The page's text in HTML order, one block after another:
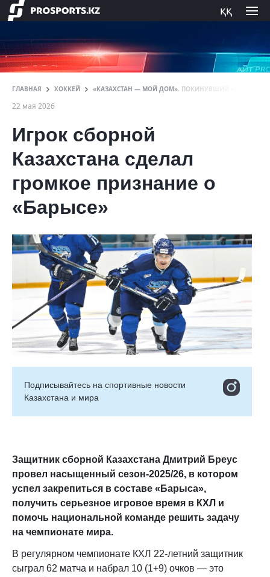
ққ
ГЛАВНАЯ ХОККЕЙ «КАЗАХСТАН — МОЙ ДОМ». ПОКИНУВШИЙ «БАРЫС»
22 мая 2026
Игрок сборной
Казахстана сделал
громкое признание о
«Барысе»
Подписывайтесь на cпортивные новости
Казахстана и мира
Защитник сборной Казахстана Дмитрий Бреус
провел насыщенный сезон-2025/26, в котором
успел закрепиться в составе «Барыса»,
получить серьезное игровое время в КХЛ и
помочь национальной команде решить задачу
на чемпионате мира.
В регулярном чемпионате КХЛ 22-летний защитник
сыграл 62 матча и набрал 10 (1+9) очков — это